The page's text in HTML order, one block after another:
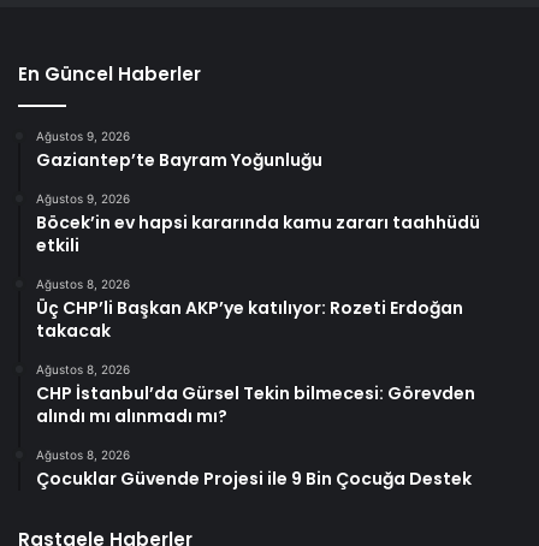
En Güncel Haberler
Ağustos 9, 2026
Gaziantep’te Bayram Yoğunluğu
Ağustos 9, 2026
Böcek’in ev hapsi kararında kamu zararı taahhüdü
etkili
Ağustos 8, 2026
Üç CHP’li Başkan AKP’ye katılıyor: Rozeti Erdoğan
takacak
Ağustos 8, 2026
CHP İstanbul’da Gürsel Tekin bilmecesi: Görevden
alındı mı alınmadı mı?
Ağustos 8, 2026
Çocuklar Güvende Projesi ile 9 Bin Çocuğa Destek
Rastgele Haberler